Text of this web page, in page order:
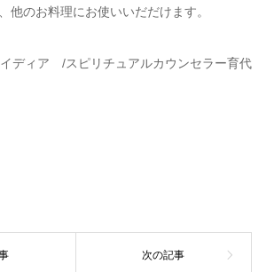
他のお料理にお使いいだだけます。
ディア /スピリチュアルカウンセラー育代